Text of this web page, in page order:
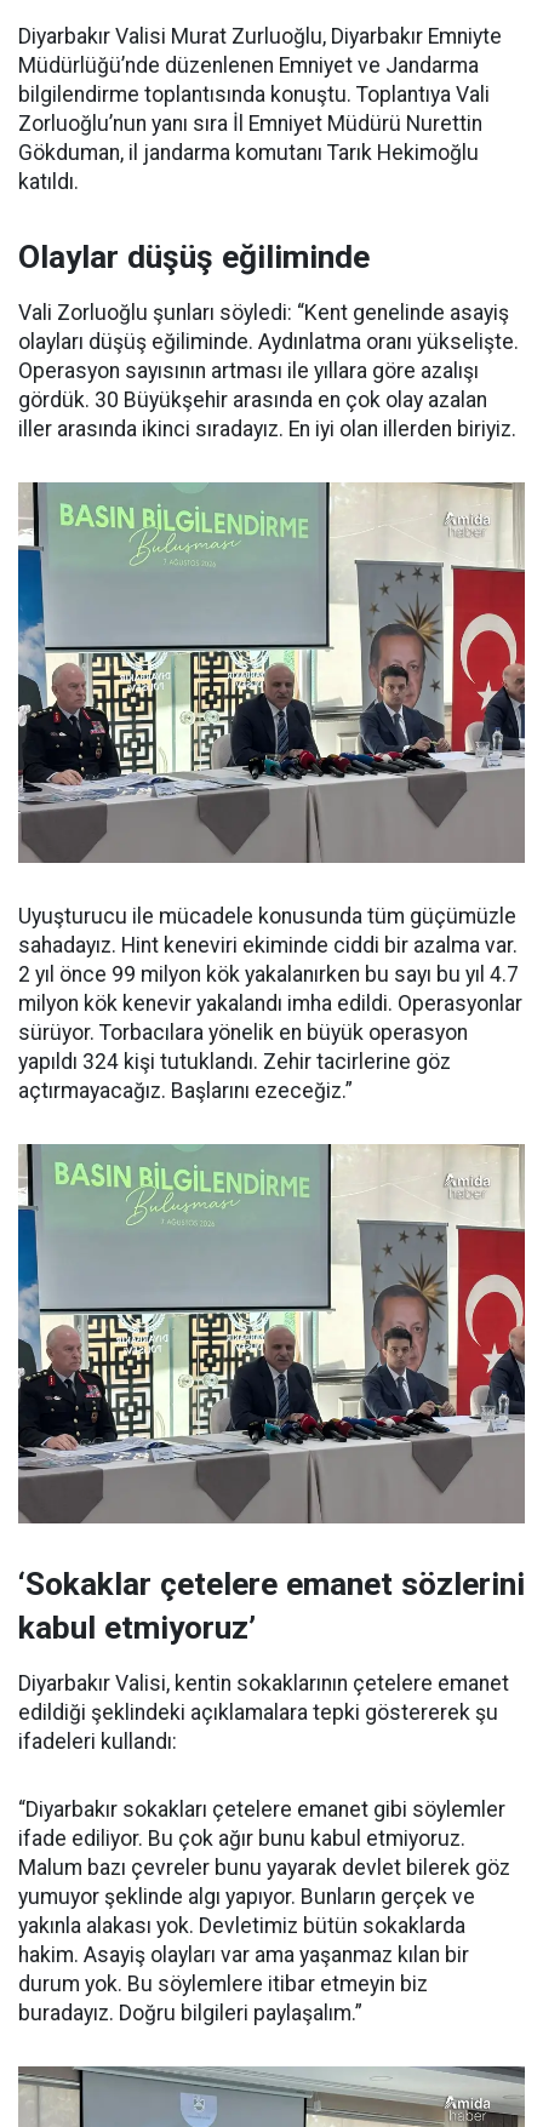
Diyarbakır Valisi Murat Zurluoğlu, Diyarbakır Emniyte
Müdürlüğü’nde düzenlenen Emniyet ve Jandarma
bilgilendirme toplantısında konuştu. Toplantıya Vali
Zorluoğlu’nun yanı sıra İl Emniyet Müdürü Nurettin
Gökduman, il jandarma komutanı Tarık Hekimoğlu
katıldı.
Olaylar düşüş eğiliminde
Vali Zorluoğlu şunları söyledi: “Kent genelinde asayiş
olayları düşüş eğiliminde. Aydınlatma oranı yükselişte.
Operasyon sayısının artması ile yıllara göre azalışı
gördük. 30 Büyükşehir arasında en çok olay azalan
iller arasında ikinci sıradayız. En iyi olan illerden biriyiz.
Uyuşturucu ile mücadele konusunda tüm güçümüzle
sahadayız. Hint keneviri ekiminde ciddi bir azalma var.
2 yıl önce 99 milyon kök yakalanırken bu sayı bu yıl 4.7
milyon kök kenevir yakalandı imha edildi. Operasyonlar
sürüyor. Torbacılara yönelik en büyük operasyon
yapıldı 324 kişi tutuklandı. Zehir tacirlerine göz
açtırmayacağız. Başlarını ezeceğiz.”
‘Sokaklar çetelere emanet sözlerini
kabul etmiyoruz’
Diyarbakır Valisi, kentin sokaklarının çetelere emanet
edildiği şeklindeki açıklamalara tepki göstererek şu
ifadeleri kullandı:
“Diyarbakır sokakları çetelere emanet gibi söylemler
ifade ediliyor. Bu çok ağır bunu kabul etmiyoruz.
Malum bazı çevreler bunu yayarak devlet bilerek göz
yumuyor şeklinde algı yapıyor. Bunların gerçek ve
yakınla alakası yok. Devletimiz bütün sokaklarda
hakim. Asayiş olayları var ama yaşanmaz kılan bir
durum yok. Bu söylemlere itibar etmeyin biz
buradayız. Doğru bilgileri paylaşalım.”